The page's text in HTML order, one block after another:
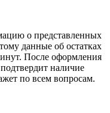
о представленных
данные об остатках
После оформления
наличие
по всем вопросам.